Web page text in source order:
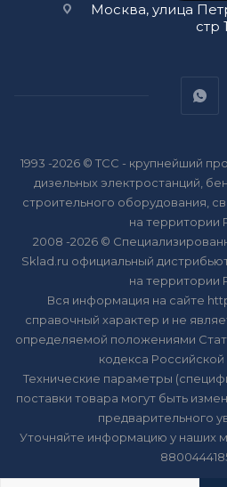
Москва, улица
стр 1
1993 -2026 © ТСС - крупнейший
дизельных электростанций,
строительного оборудования,
на территории
2008 -2026 ©
Sklad.ru официальный
на территории
Вся информация на сайте
справочный характер и не
определяемой положениями
кодекса
Технические параметры
поставки товара могут быть
предварительного
Уточняйте информацию у наших